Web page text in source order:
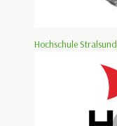
Hochschule Stralsund